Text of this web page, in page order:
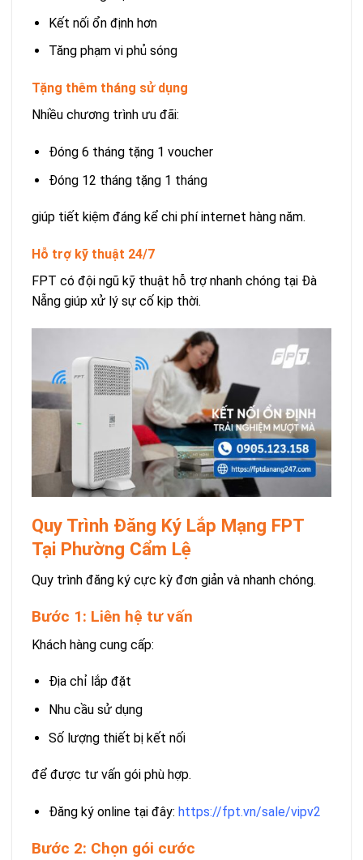
Kết nối ổn định hơn
Tăng phạm vi phủ sóng
Tặng thêm tháng sử dụng
Nhiều chương trình ưu đãi:
Đóng 6 tháng tặng 1 voucher
Đóng 12 tháng tặng 1 tháng
giúp tiết kiệm đáng kể chi phí internet hàng năm.
Hỗ trợ kỹ thuật 24/7
FPT có đội ngũ kỹ thuật hỗ trợ nhanh chóng tại Đà
Nẵng giúp xử lý sự cố kịp thời.
Quy Trình Đăng Ký Lắp Mạng FPT
Tại Phường Cẩm Lệ
Quy trình đăng ký cực kỳ đơn giản và nhanh chóng.
Bước 1: Liên hệ tư vấn
Khách hàng cung cấp:
Địa chỉ lắp đặt
Nhu cầu sử dụng
Số lượng thiết bị kết nối
để được tư vấn gói phù hợp.
Đăng ký online tại đây: https://fpt.vn/sale/vipv2
Bước 2: Chọn gói cước